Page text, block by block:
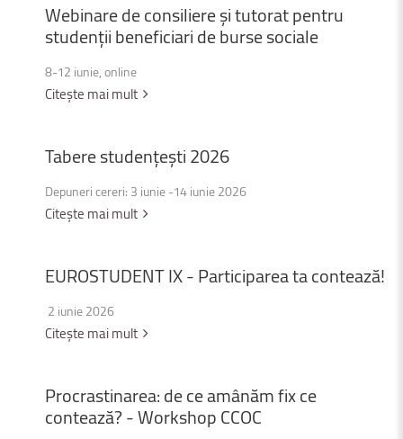
Webinaredeconsiliereșitutoratpentru
studențiibeneficiaridebursesociale
8-12 iunie, online
Citește mai mult
Taberestudențești2026
Depuneri cereri: 3 iunie -14 iunie 2026
Citește mai mult
EUROSTUDENTIX-Participareatacontează!
2 iunie 2026
Citește mai mult
Procrastinarea:deceamânămfixce
contează?-WorkshopCCOC